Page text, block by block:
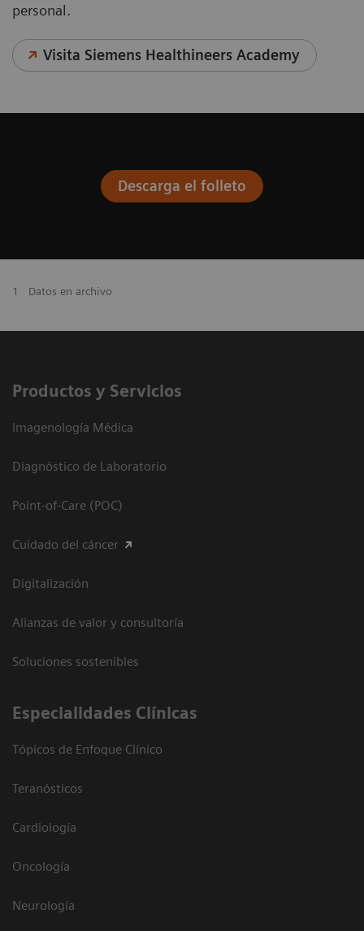
personal.
Visita Siemens Healthineers Academy
Descarga el folleto
1 Datos en archivo
Productos y Servicios
Imagenología Médica
Diagnóstico de Laboratorio
Point-of-Care (POC)
Cuidado del cáncer
Digitalización
Alianzas de valor y consultoría
Soluciones sostenibles
Especialidades Clínicas
Tópicos de Enfoque Clínico
Teranósticos
Cardiología
Oncología
Neurología